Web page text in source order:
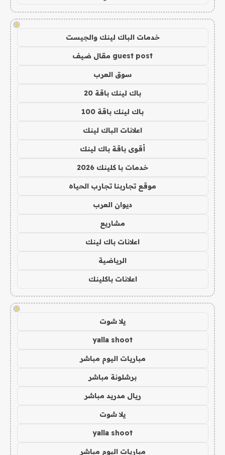
!
خدمات الباك لينك والجيست
guest post مقال ضيف
سوق العرب
باك لينك باقة 20
باك لينك باقة 100
اعلانات الباك لينك
أقوى باقة باك لينك
خدمات با كلينك 2026
موقع تجاربنا تجارب الحياه
ديوان العرب
مشاريع
اعلانات باك لينك
الرياضية
اعلانات باكلينك
!
يلا شوت
yalla shoot
مباريات اليوم مباشر
برشلونة مباشر
ريال مدريد مباشر
يلا شوت
yalla shoot
مباريات اليوم مباشر